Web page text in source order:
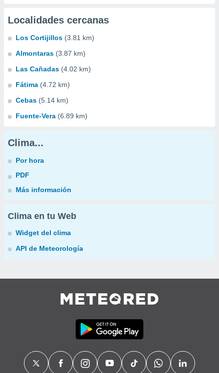
Localidades cercanas
Los Cortijillos (3.81 km)
Almontaras (3.87 km)
Las Cañadas (4.02 km)
Fátima (4.72 km)
Cebas (5.14 km)
Fuente-Vera (6.89 km)
Clima...
Por hora
PDF
Más información
Clima en tu Web
Widget del clima
API de Meteorología